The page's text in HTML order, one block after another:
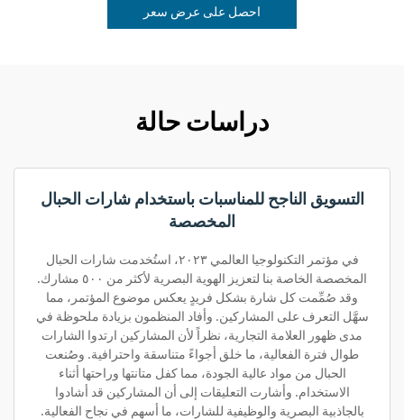
احصل على عرض سعر
دراسات حالة
التسويق الناجح للمناسبات باستخدام شارات الحبال
المخصصة
في مؤتمر التكنولوجيا العالمي ٢٠٢٣، استُخدمت شارات الحبال
المخصصة الخاصة بنا لتعزيز الهوية البصرية لأكثر من ٥٠٠ مشارك.
وقد صُمِّمت كل شارة بشكل فريدٍ يعكس موضوع المؤتمر، مما
سهَّل التعرف على المشاركين. وأفاد المنظمون بزيادة ملحوظة في
مدى ظهور العلامة التجارية، نظراً لأن المشاركين ارتدوا الشارات
طوال فترة الفعالية، ما خلق أجواءً متناسقة واحترافية. وصُنعت
الحبال من مواد عالية الجودة، مما كفل متانتها وراحتها أثناء
الاستخدام. وأشارت التعليقات إلى أن المشاركين قد أشادوا
بالجاذبية البصرية والوظيفية للشارات، ما أسهم في نجاح الفعالية.